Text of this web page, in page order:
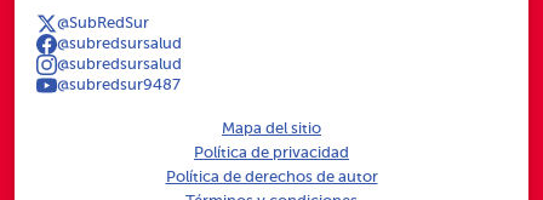
@SubRedSur
@subredsursalud
@subredsursalud
@subredsur9487
Mapa del sitio
Política de privacidad
Política de derechos de autor